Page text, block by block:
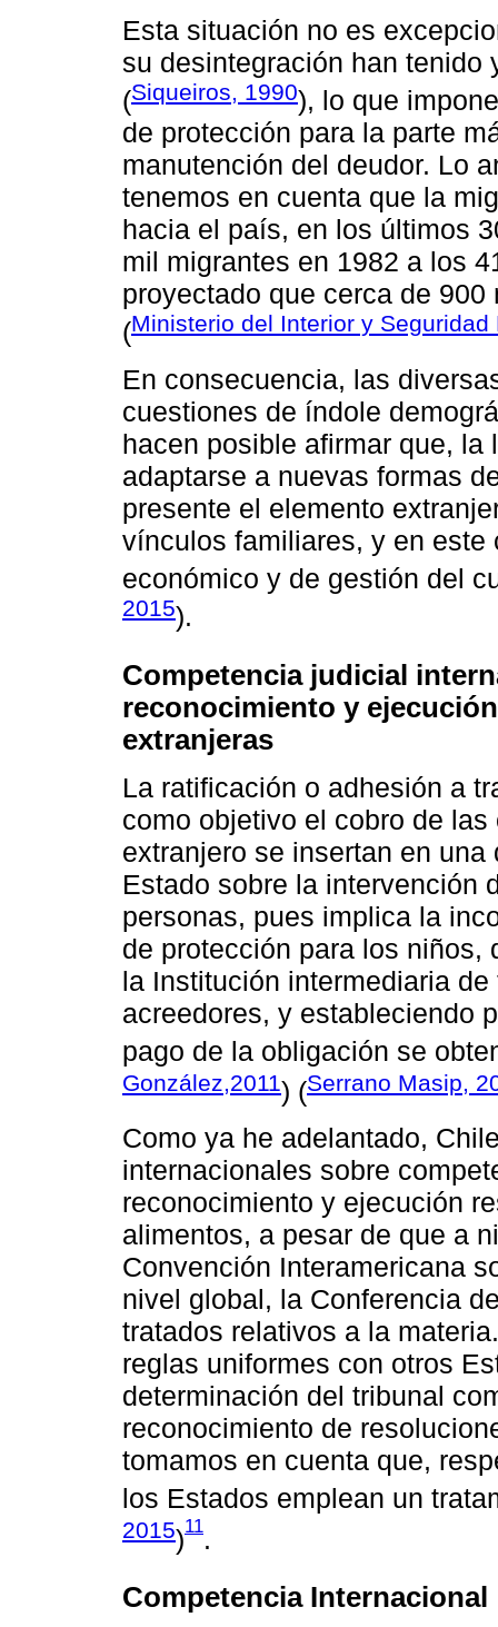
Esta situación no es
su desintegración han tenido
(Siqueiros, 1990), lo que
de protección para la parte
manutención del deudor. Lo
tenemos en cuenta que la
hacia el país, en los últimos
mil migrantes en 1982 a los
proyectado que cerca de
(Ministerio del Interior y Seguridad
En consecuencia, las
cuestiones de índole
hacen posible afirmar que,
adaptarse a nuevas formas
presente el elemento
vínculos familiares, y en
económico y de gestión del
2015).
Competencia judicial
reconocimiento y
extranjeras
La ratificación o adhesión a
como objetivo el cobro de
extranjero se insertan en
Estado sobre la intervención
personas, pues implica la
de protección para los niños,
la Institución intermediaria
acreedores, y estableciendo
pago de la obligación se
González,2011) (Serrano Masip,
Como ya he adelantado,
internacionales sobre
reconocimiento y ejecución
alimentos, a pesar de que a
Convención Interamericana
nivel global, la Conferencia
tratados relativos a la
reglas uniformes con otros
determinación del tribunal
reconocimiento de
tomamos en cuenta que,
los Estados emplean un
2015)11.
Competencia Internacional